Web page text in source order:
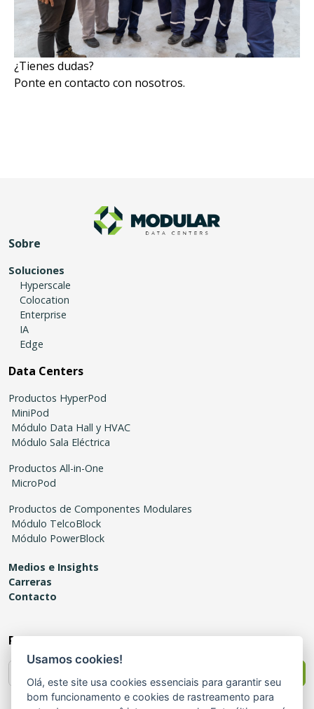
¿Tienes dudas?
Ponte en contacto con nosotros.
Sobre
Soluciones
Hyperscale
Colocation
Enterprise
IA
Edge
Data Centers
Productos HyperPod
MiniPod
Módulo Data Hall y HVAC
Módulo Sala Eléctrica
Productos All-in-One
MicroPod
Productos de Componentes Modulares
Módulo TelcoBlock
Módulo PowerBlock
Medios e Insights
Carreras
Contacto
Recibe novedades
Usamos cookies!
Olá, este site usa cookies essenciais para garantir seu
bom funcionamento e cookies de rastreamento para